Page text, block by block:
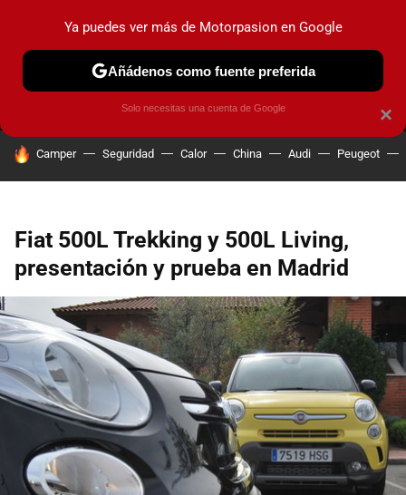
MENÚ NUEVO
COCHES ELÉCTRICOS OBSERVATORIO
HOY SE HABLA DE
Camper Seguridad Calor China Audi Peugeot
Fiat 500L Trekking y 500L Living,
presentación y prueba en Madrid
×
Ya puedes ver más de Motorpasion en Google
Añádenos como fuente preferida
Solo necesitas una cuenta de Google